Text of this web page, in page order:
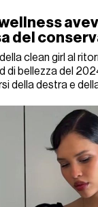
del
clean girl al
di bellezza del
della destra e